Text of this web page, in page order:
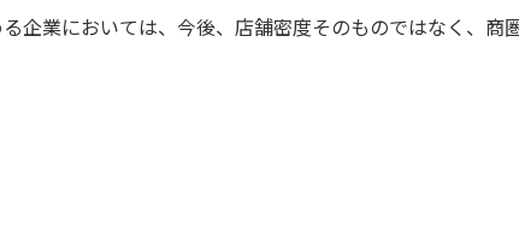
企業においては、今後、店舗密度そのものではなく、